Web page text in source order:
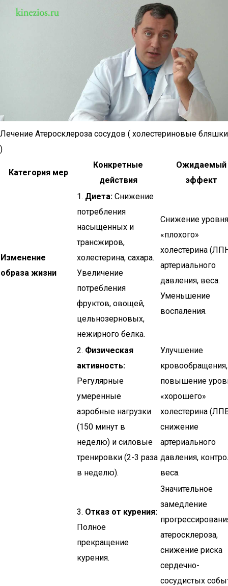
Лечение Атеросклероза сосудов ( холестериновые бляшки
)
Категория мер
Конкретные
действия
Ожидаемый
эффект
Изменение
образа жизни
1. Диета: Снижение
потребления
насыщенных и
трансжиров,
холестерина, сахара.
Увеличение
потребления
фруктов, овощей,
цельнозерновых,
нежирного белка.
Снижение уровня
«плохого»
холестерина
артериального
давления, веса.
Уменьшение
воспаления.
2. Физическая
активность:
Регулярные
умеренные
аэробные нагрузки
(150 минут в
неделю) и силовые
тренировки (2-3 раза
в неделю).
Улучшение
кровообращения,
повышение
«хорошего»
холестерина
снижение
артериального
давления,
веса.
3. Отказ от курения:
Полное
прекращение
курения.
Значительное
замедление
атеросклероза,
снижение риска
сердечно-
сосудистых